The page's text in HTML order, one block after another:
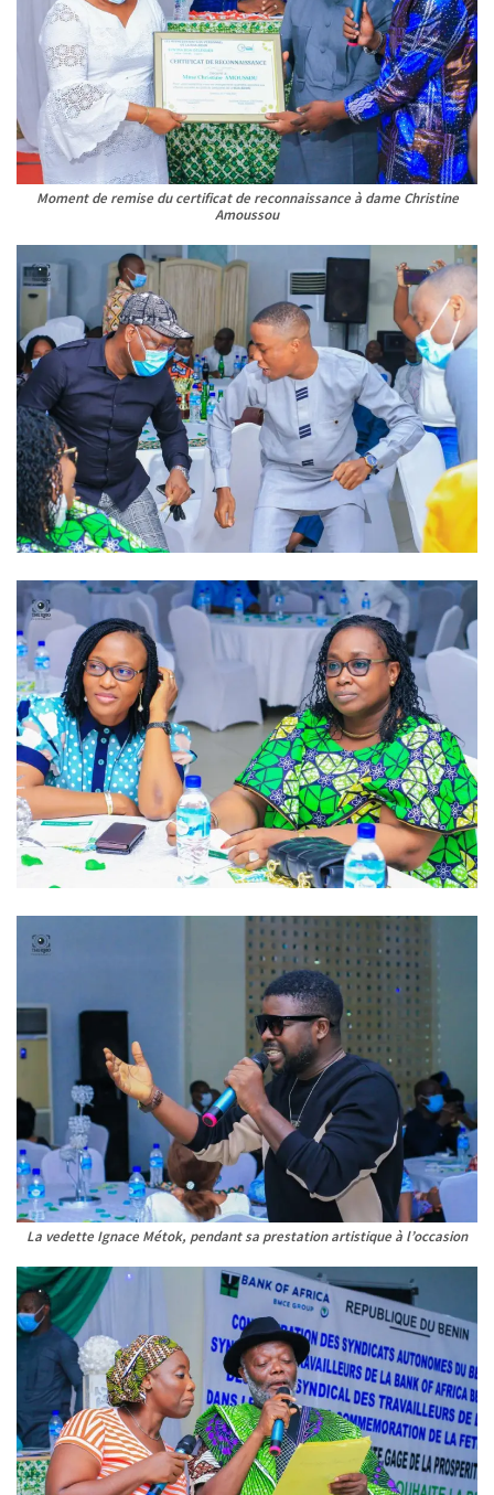
Moment de remise du certificat de reconnaissance à dame Christine
Amoussou
La vedette Ignace Métok, pendant sa prestation artistique à l’occasion